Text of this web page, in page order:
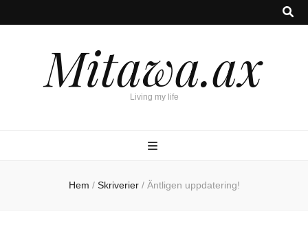
Mitawa.ax
Living my life
Hem / Skriverier / Äntligen uppdatering!